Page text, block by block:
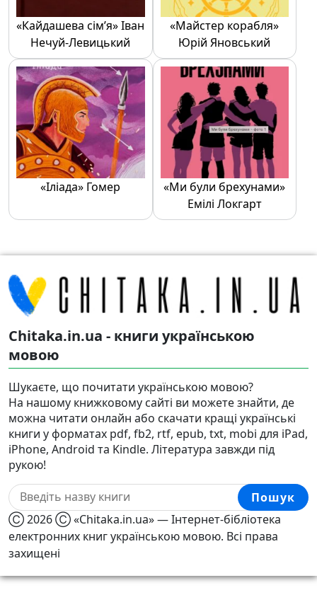
«Кайдашева сім’я» Іван
Нечуй-Левицький
«Майстер корабля»
Юрій Яновський
«Іліада» Гомер
«Ми були брехунами»
Емілі Локгарт
Chitaka.in.ua - книги українською
мовою
Шукаєте, що почитати українською мовою?
На нашому книжковому сайті ви можете знайти, де
можна читати онлайн або скачати кращі українські
книги у форматах pdf, fb2, rtf, epub, txt, mobi для iPad,
iPhone, Android та Kindle. Література завжди під
рукою!
Пошук
Ⓒ 2026 Ⓒ «Chitaka.in.ua» — Інтернет-бібліотека
електронних книг українською мовою. Всі права
захищені